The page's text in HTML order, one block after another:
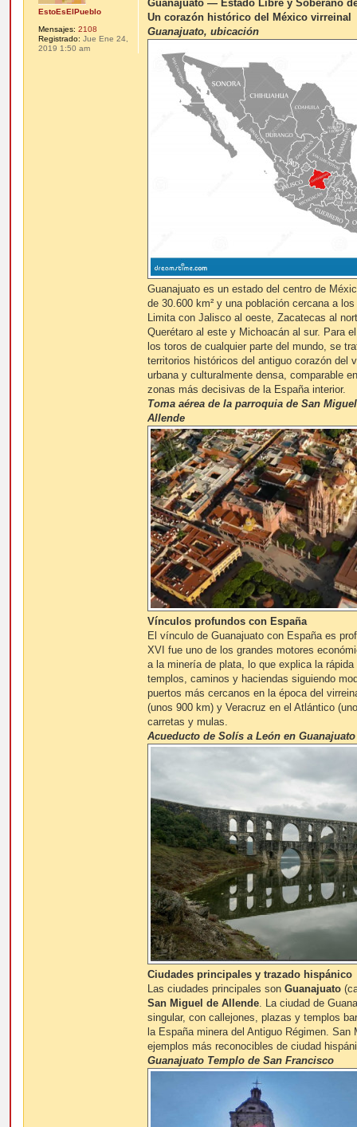
EstoEsElPueblo
Mensajes: 2108
Registrado: Jue Ene 24,
2019 1:50 am
a
j
e
Guanajuato — Estado Libre y Soberano
Un corazón histórico del México virreinal
Guanajuato, ubicación
Guanajuato es un estado del centro de
de 30.600 km² y una población cercana a
Limita con Jalisco al oeste, Zacatecas al
Querétaro al este y Michoacán al sur. Para
los toros de cualquier parte del mundo, se
territorios históricos del antiguo corazón del
urbana y culturalmente densa, comparable
zonas más decisivas de la España interior.
Toma aérea de la parroquia de San
Allende
Vínculos profundos con España
El vínculo de Guanajuato con España es
XVI fue uno de los grandes motores
a la minería de plata, lo que explica la
templos, caminos y haciendas siguiendo
puertos más cercanos en la época del
(unos 900 km) y Veracruz en el Atlántico
carretas y mulas.
Acueducto de Solís a León en Guanajuato
Ciudades principales y trazado hispánico
Las ciudades principales sonGuanajuato
San Miguel de Allende. La ciudad de
singular, con callejones, plazas y templos
la España minera del Antiguo Régimen. San
ejemplos más reconocibles de ciudad
Guanajuato Templo de San Francisco